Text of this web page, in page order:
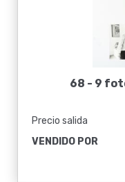
68 - 9
Precio salida
VENDIDO POR